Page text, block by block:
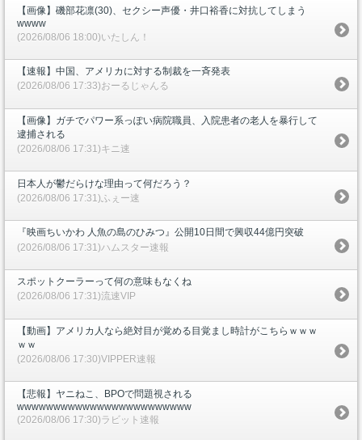
【画像】磯部花凛(30)、セクシー声優・井口裕香に対抗してしまう
wwww
(2026/08/06 18:00)いたしん！
【速報】中国、アメリカに対する制裁を一斉発表
(2026/08/06 17:33)おーるじゃんる
【画像】ガチでパワー系っぽい病院職員、入院患者の老人を暴行して
逮捕される
(2026/08/06 17:31)キニ速
日本人が鬱だらけな理由って何だろう？
(2026/08/06 17:31)ふぇー速
『映画ちいかわ 人魚の島のひみつ』公開10日間で興収44億円突破
(2026/08/06 17:31)ハムスター速報
スポットクーラーって何の意味もなくね
(2026/08/06 17:31)流速VIP
【動画】アメリカ人なら絶対目が覚める目覚まし時計がこちらｗｗｗ
ｗｗ
(2026/08/06 17:30)VIPPER速報
【悲報】ヤニねこ、BPOで問題視される
wwwwwwwwwwwwwwwwwwwwwwww
(2026/08/06 17:30)ラビット速報